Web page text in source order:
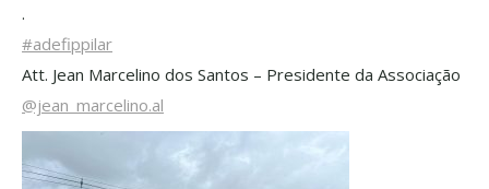
.
#adefippilar
Att. Jean Marcelino dos Santos – Presidente da Associação
@jean_marcelino.al